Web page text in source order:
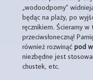
„wodoodporny”
będąc na plaży, po
ręcznikiem. Ścieramy
przeciwsłoneczną!
również rozwinąć pod
niezbędne jest
chustek, etc.